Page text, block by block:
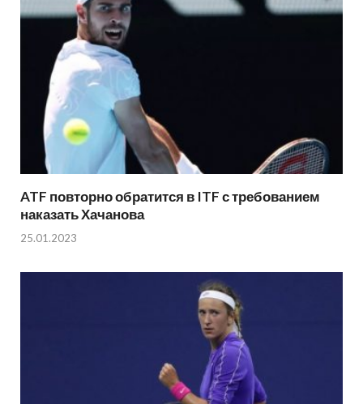
ATF повторно обратится в ITF с требованием
наказать Хачанова
25.01.2023